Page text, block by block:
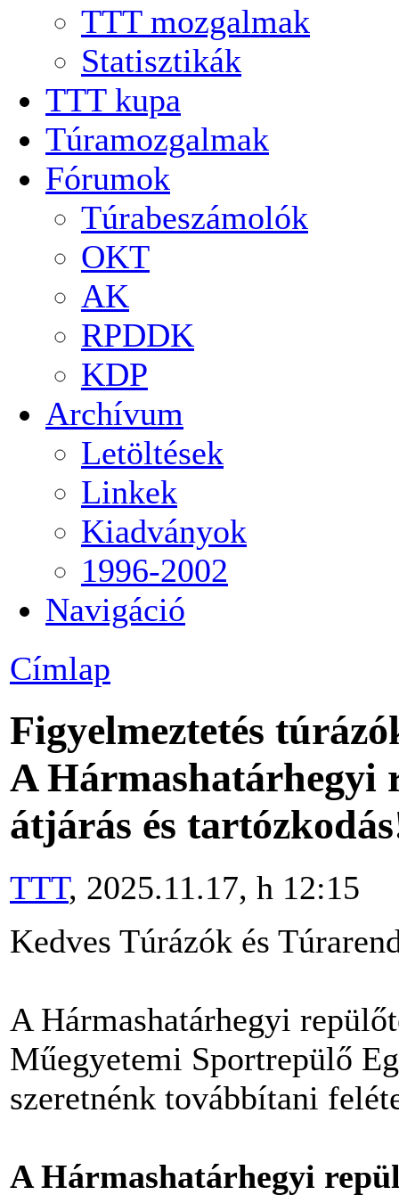
TTT mozgalmak
Statisztikák
TTT kupa
Túramozgalmak
Fórumok
Túrabeszámolók
OKT
AK
RPDDK
KDP
Archívum
Letöltések
Linkek
Kiadványok
1996-2002
Navigáció
Címlap
Figyelmeztetés
A Hármashatárhegyi
átjárás és
TTT, 2025.11.17, h 12:15
Kedves Túrázók és
A Hármashatárhegyi
Műegyetemi Sportrepülő
szeretnénk továbbítani
A Hármashatárhegyi